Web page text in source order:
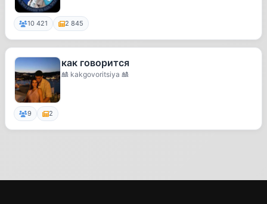
10 421 2 845
как говорится
🎎 kakgovoritsiya 🎎
9 2